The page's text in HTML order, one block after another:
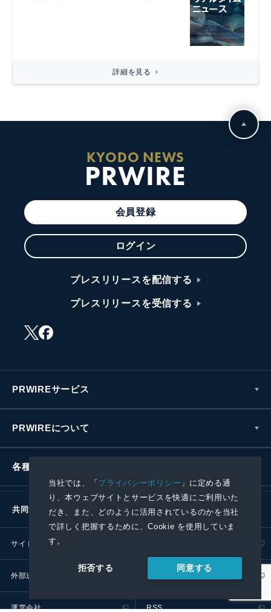
当社では、「プライバシーポリシー 」に定める通
り、本ウェブサイトとサービスを快適にご利用いた
だき、また、どのように活用されているのかを当社
で詳しく把握するために、Cookie を使用していま
す。
拒否する 同意する
詳細を見る
KYODO NEWS
PRWIRE
会員登録
ログイン
プレスリリースを配信する
プレスリリースを受信する
PRWIREサービス
PRWIREについて
各種お問い合わせ
共同通信社グループ
サイトポリシー
外部送信ポリシー
運営会社 RSS